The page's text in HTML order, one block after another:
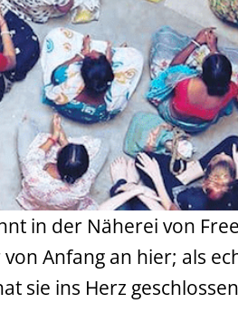
in der Näherei von
Anfang an hier; als
sie ins Herz